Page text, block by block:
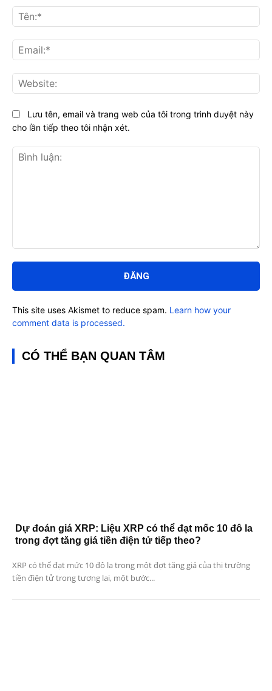
luận:
Lưu tên, email và trang web của tôi trong trình duyệt này
cho lần tiếp theo tôi nhận xét.
This site uses Akismet to reduce spam. Learn how your
comment data is processed.
CÓ THỂ BẠN QUAN TÂM
Dự đoán giá XRP: Liệu XRP có thể đạt mốc 10 đô la
trong đợt tăng giá tiền điện tử tiếp theo?
XRP có thể đạt mức 10 đô la trong một đợt tăng giá của thị trường
tiền điện tử trong tương lai, một bước...